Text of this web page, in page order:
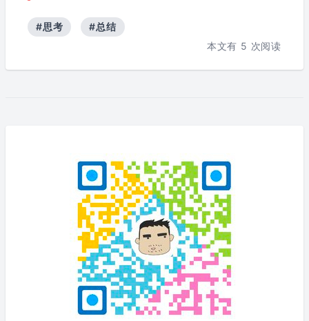
#思考
#总结
本文有 5 次阅读